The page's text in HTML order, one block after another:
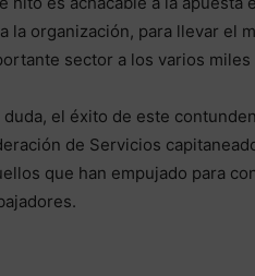
la organización, para llevar el
sector a los varios
duda, el éxito de este
de Servicios
que han empujado para